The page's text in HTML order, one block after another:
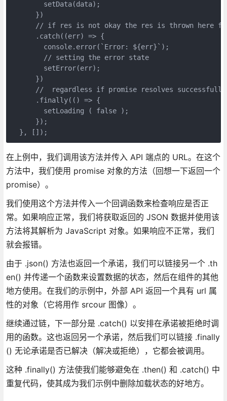
        setData(data);
      })
// if res is not okay the res is thrown here
      .catch((err) => {
        console.error(`Error: ${err}`);
        // setting the error state
        setError(err);
      })
//  regardless if promise resolves
      .finally(() => {
        setLoading ( false );
      });
  }, []);
在上例中，我们调用该方法并传入 API 端点的 URL。在这个
方法中，我们使用 promise 对象的方法（回想一下返回一个
promise）。
我们使用这个方法并传入一个回调函数来检查响应是否正
常。如果响应正常，我们将获取返回的 JSON 数据并使用该
方法将其解析为 JavaScript 对象。如果响应不正常，我们
就会报错。
由于 .json() 方法也返回一个承诺，我们可以链接另一个 .th
en() 并传递一个函数来设置数据的状态，然后在组件的其他
地方使用。在我们的示例中，外部 API 返回一个具有 url 属
性的对象（它将用作 srcour 图像）。
继续通过链，下一部分是 .catch() 以安排在承诺被拒绝时调
用的函数。这也返回另一个承诺，然后我们可以链接 .finally
() 无论承诺是否已解决（解决或拒绝），它都会被调用。
这种 .finally() 方法使我们能够避免在 .then() 和 .catch() 中
重复代码，使其成为我们示例中删除加载状态的好地方。